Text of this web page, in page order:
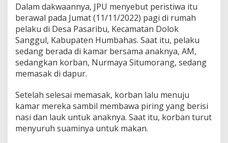
Dalam dakwaannya, JPU menyebut peristiwa itu
berawal pada Jumat (11/11/2022) pagi di rumah
pelaku di Desa Pasaribu, Kecamatan Dolok
Sanggul, Kabupaten Humbahas. Saat itu, pelaku
sedang berada di kamar bersama anaknya, AM,
sedangkan korban, Nurmaya Situmorang, sedang
memasak di dapur.
Setelah selesai memasak, korban lalu menuju
kamar mereka sambil membawa piring yang berisi
nasi dan lauk untuk anaknya. Saat itu, korban turut
menyuruh suaminya untuk makan.